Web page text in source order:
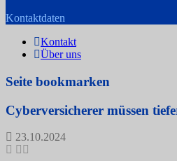
Kontaktdaten
Kontakt
Über uns
Seite bookmarken
Cyberversicherer müssen
23.10.2024